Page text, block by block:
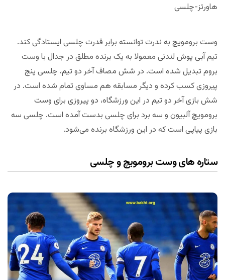
هاورتز-چلسی
وست برومویچ به ندرت توانسته برابر قدرت چلسی ایستادگی کند.
تیم آبی پوش لندنی معمولا به یک برنده مطلق در جدال با وست
بروم تبدیل شده است. در شش مصاف آخر دو تیم، چلسی پنج
پیروزی کسب کرده و دیگر مسابقه هم مساوی تمام شده است. در
شش بازی آخر دو تیم در این ورزشگاه، دو پیروزی برای وست
برومویچ آلبیون و سه برد برای چلسی بدست آمده است. چلسی سه
بازی پیاپی است که در این ورزشگاه برنده می‌شود.
ستاره های وست برومویچ و چلسی